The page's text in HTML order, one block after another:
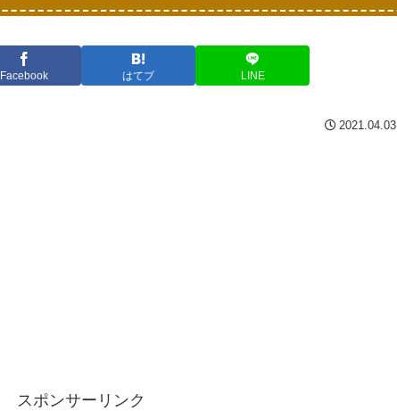
Facebook はてブ LINE
2021.04.03
スポンサーリンク